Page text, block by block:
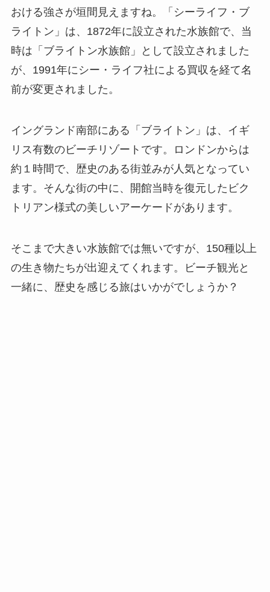
おける強さが垣間見えますね。「シーライフ・ブ
ライトン」は、1872年に設立された水族館で、当
時は「ブライトン水族館」として設立されました
が、1991年にシー・ライフ社による買収を経て名
前が変更されました。
イングランド南部にある「ブライトン」は、イギ
リス有数のビーチリゾートです。ロンドンからは
約１時間で、歴史のある街並みが人気となってい
ます。そんな街の中に、開館当時を復元したビク
トリアン様式の美しいアーケードがあります。
そこまで大きい水族館では無いですが、150種以上
の生き物たちが出迎えてくれます。ビーチ観光と
一緒に、歴史を感じる旅はいかがでしょうか？